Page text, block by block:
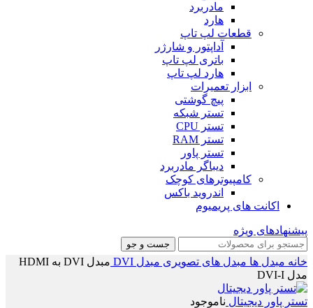
مادربرد
هارد
قطعات لپ تاپ
آداپتور و شارژر
باتری لپ تاپ
هارد لپ تاپ
ابزار تعمیرات
پیچ گوشتی
تستر شبکه
تستر CPU
تستر RAM
تستر پاور
دیباگر مادربرد
کامپیوترهای کوچک
اندروید باکس
اکانت های پریمیوم
پیشنهادهای ویژه
جست و جو
خانه مبدل ها مبدل های تصویری مبدل DVI
مبدل DVI به HDMI
مدل DVI-I
تستر پاور دیجیتال ناموجود